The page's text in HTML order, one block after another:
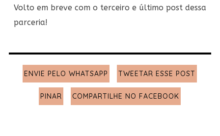
Volto em breve com o terceiro e último post dessa
parceria!
ENVIE PELO WHATSAPP TWEETAR ESSE POST
PINAR COMPARTILHE NO FACEBOOK